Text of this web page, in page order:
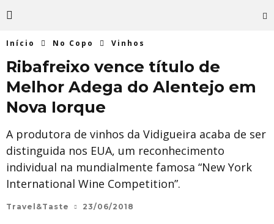
Início No Copo Vinhos
Ribafreixo vence título de
Melhor Adega do Alentejo em
Nova Iorque
A produtora de vinhos da Vidigueira acaba de ser
distinguida nos EUA, um reconhecimento
individual na mundialmente famosa “New York
International Wine Competition”.
Travel&Taste 23/06/2018